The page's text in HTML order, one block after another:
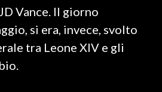
Vance. Il giorno
si era, invece, svolto
tra Leone XIV e gli